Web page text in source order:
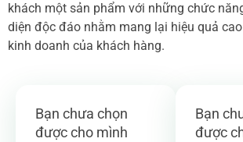
khách một sản phẩm với những chức
diện độc đáo nhằm mang lại hiệu quả
kinh doanh của khách hàng.
Bạn chưa chọn
được cho mình
Bạn
được